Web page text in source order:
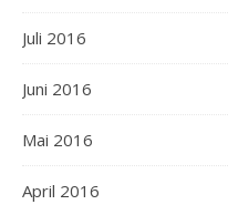
Juli 2016
Juni 2016
Mai 2016
April 2016